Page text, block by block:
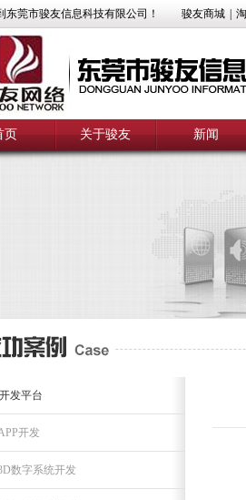
东莞市骏友信息科技有限公司！ 骏友商城
页 关于骏友 新闻
发平台
开发
数字系统开发